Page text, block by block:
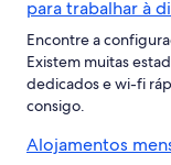
para trabalhar à
Encontre a
Existem muitas
dedicados e wi-fi
consigo.
Alojamentos